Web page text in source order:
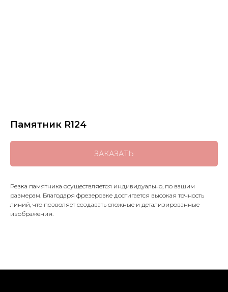
Памятник R124
ЗАКАЗАТЬ
Резка памятника осуществляется индивидуально, по вашим
размерам. Благодаря фрезеровке достигается высокая точность
линий, что позволяет создавать сложные и детализированные
изображения.